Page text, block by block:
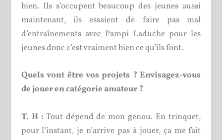
bien. Ils s’occupent beaucoup des jeunes aussi
maintenant, ils essaient de faire pas mal
d’entraînements avec Pampi Laduche pour les
jeunes donc c’est vraiment bien ce qu’ils font.
Quels vont être vos projets ? Envisagez-vous
de jouer en catégorie amateur ?
T. H : Tout dépend de mon genou. En trinquet,
pour l’instant, je n’arrive pas à jouer, ça me fait